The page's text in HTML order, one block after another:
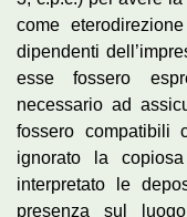
come
dipendenti
esse fossero
necessario ad
fossero compatibili
ignorato la
interpretato le
presenza sul